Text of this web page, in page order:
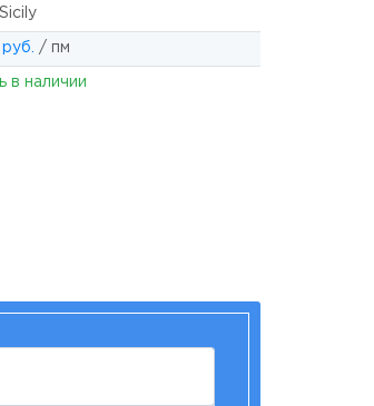
/ пм
в наличии